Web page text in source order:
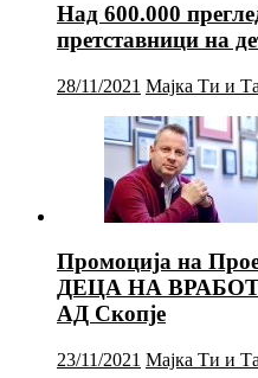
Над 600.000
претставници на
28/11/2021 Мајка Ти и
Промоција на
ДЕЦА НА
АД Скопје
23/11/2021 Мајка Ти и